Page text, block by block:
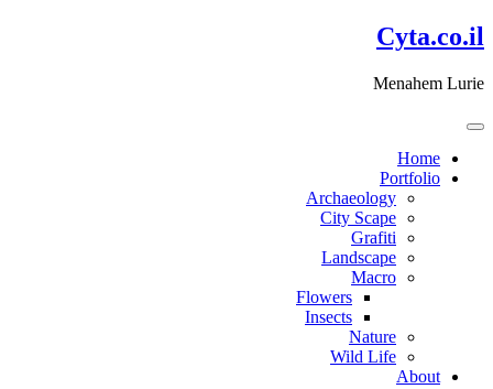
דלג
לתוכן
Cyta.co.il
Menahem Lurie
Home
Portfolio
Archaeology
City Scape
Grafiti
Landscape
Macro
Flowers
Insects
Nature
Wild Life
About